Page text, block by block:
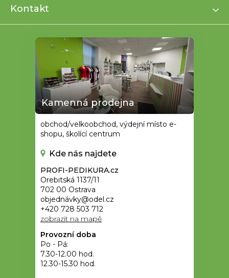
Kontakt
Kamenná prodejna
obchod/velkoobchod, výdejní místo e-
shopu, školící centrum
Kde nás najdete
PROFI-PEDIKURA.cz
Orebitská 1137/11
702 00 Ostrava
objednávky@odel.cz
+420 728 503 712
zobrazit na mapě
Provozní doba
Po - Pá:
7.30-12.00 hod.
12.30-15.30 hod.